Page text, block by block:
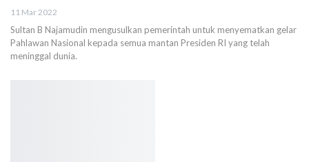
11 Mar 2022
Sultan B Najamudin mengusulkan pemerintah untuk menyematkan gelar
Pahlawan Nasional kepada semua mantan Presiden RI yang telah
meninggal dunia.